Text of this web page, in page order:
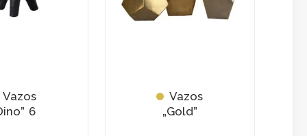
Vazos
6
Vazos
„Gold”
options
the
product